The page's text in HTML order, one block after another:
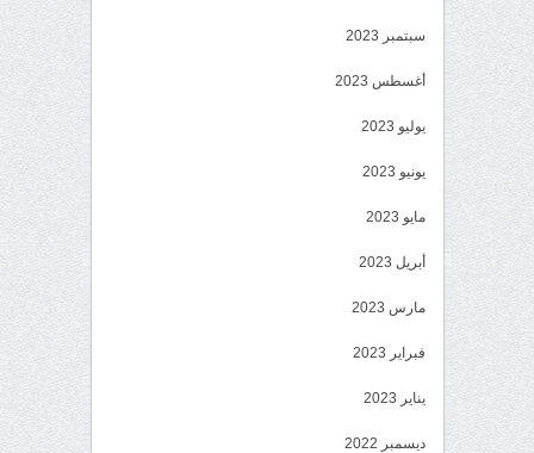
سبتمبر 2023
أغسطس 2023
يوليو 2023
يونيو 2023
مايو 2023
أبريل 2023
مارس 2023
فبراير 2023
يناير 2023
ديسمبر 2022